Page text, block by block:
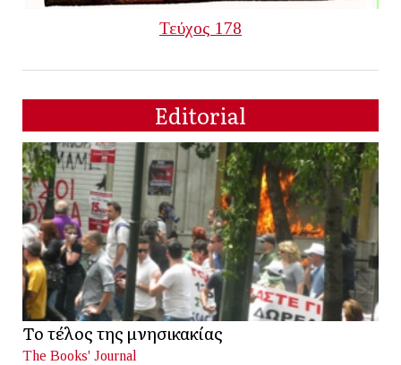
Τεύχος 178
Editorial
Το τέλος της μνησικακίας
The Books' Journal